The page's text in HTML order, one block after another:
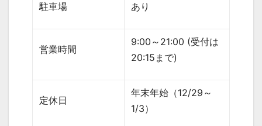
駐車場 あり
営業時間
9:00 ～ 21:00 (受付は
20:15 まで)
定休日
年末年始（12/29 ～
1/3）